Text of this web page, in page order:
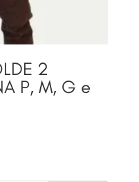
2
P, M, G e